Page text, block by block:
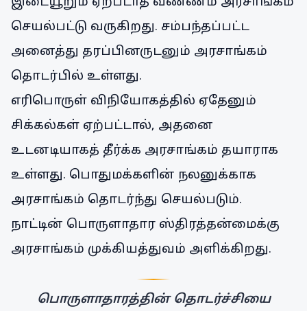
செயல்பட்டு வருகிறது. சம்பந்தப்பட்ட
அனைத்து தரப்பினருடனும் அரசாங்கம்
தொடர்பில் உள்ளது.
எரிபொருள் விநியோகத்தில் ஏதேனும்
சிக்கல்கள் ஏற்பட்டால், அதனை
உடனடியாகத் தீர்க்க அரசாங்கம் தயாராக
உள்ளது. பொதுமக்களின் நலனுக்காக
அரசாங்கம் தொடர்ந்து செயல்படும்.
நாட்டின் பொருளாதார ஸ்திரத்தன்மைக்கு
அரசாங்கம் முக்கியத்துவம் அளிக்கிறது.
பொருளாதாரத்தின் தொடர்ச்சியை